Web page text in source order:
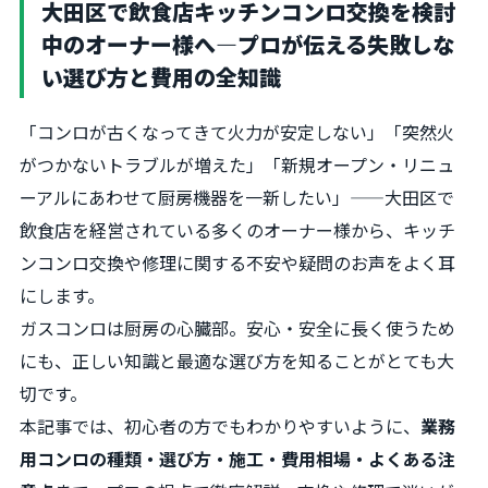
大田区で飲食店キッチンコンロ交換を検討
中のオーナー様へ―プロが伝える失敗しな
い選び方と費用の全知識
「コンロが古くなってきて火力が安定しない」「突然火
がつかないトラブルが増えた」「新規オープン・リニュ
ーアルにあわせて厨房機器を一新したい」——大田区で
飲食店を経営されている多くのオーナー様から、キッチ
ンコンロ交換や修理に関する不安や疑問のお声をよく耳
にします。
ガスコンロは厨房の心臓部。安心・安全に長く使うため
にも、正しい知識と最適な選び方を知ることがとても大
切です。
本記事では、初心者の方でもわかりやすいように、 業務
用コンロの種類・選び方・施工・費用相場・よくある注